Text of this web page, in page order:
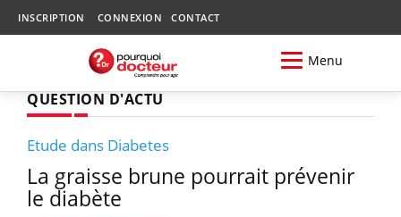
INSCRIPTION CONNEXION CONTACT
Menu
QUESTION D'ACTU
Etude dans Diabetes
La graisse brune pourrait prévenir
le diabète